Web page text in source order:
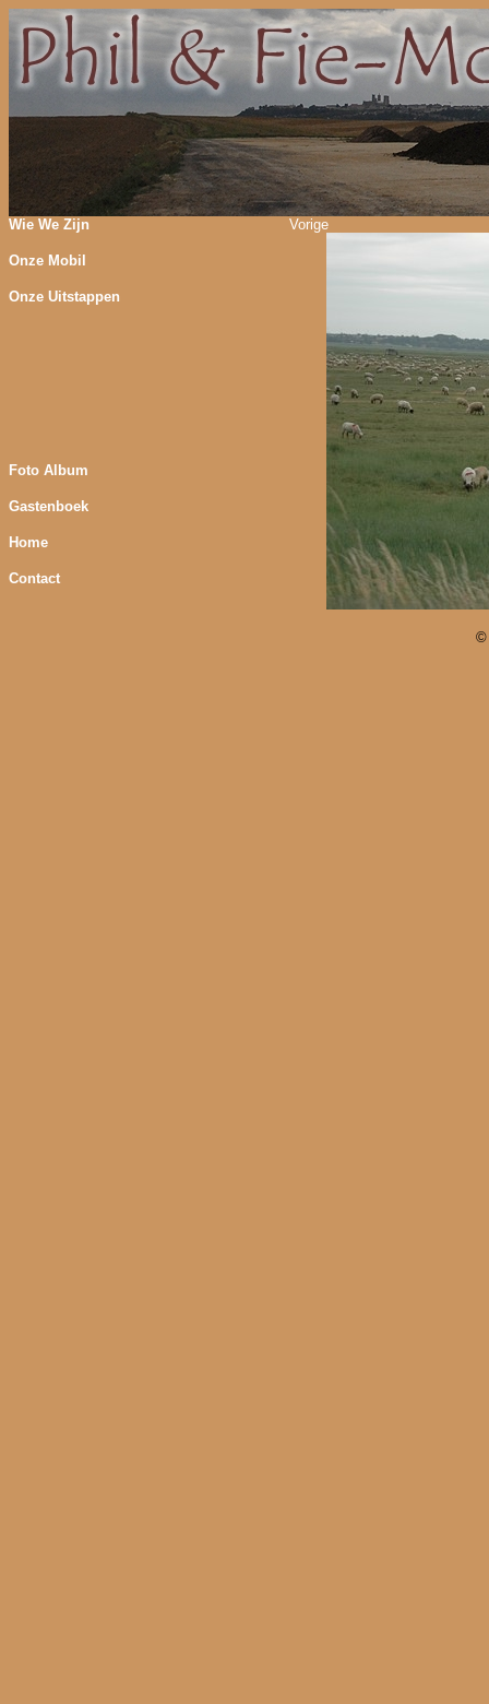
Wie We Zijn
Onze Mobil
Onze Uitstappen
Foto Album
Gastenboek
Home
Contact
Vorige
©